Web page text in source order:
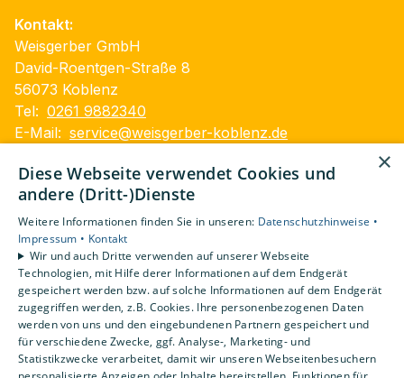
Kontakt:
Weisgerber GmbH
David-Roentgen-Straße 8
56073 Koblenz
Tel: 0261 9882340
E-Mail: service@weisgerber-koblenz.de
Datenschutzerklärung
Barrierefreiheitserklärung
AGB
Unsere Bereiche
Privatkunden
Gewerbekunden
Karriere
Unternehmen
×
Diese Webseite verwendet Cookies und
andere (Dritt-)Dienste
Weitere Informationen finden Sie in unseren: Datenschutzhinweise •
Impressum • Kontakt
Wir und auch Dritte verwenden auf unserer Webseite
Technologien, mit Hilfe derer Informationen auf dem Endgerät
gespeichert werden bzw. auf solche Informationen auf dem Endgerät
zugegriffen werden, z.B. Cookies. Ihre personenbezogenen Daten
werden von uns und den eingebundenen Partnern gespeichert und
für verschiedene Zwecke, ggf. Analyse-, Marketing- und
Statistikzwecke verarbeitet, damit wir unseren Webseitenbesuchern